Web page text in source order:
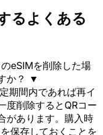
るよくある
eSIMを削除した場
か？ ▼
期間内であれば再イ
度削除するとQRコー
があります。購入時
保存しておくことを